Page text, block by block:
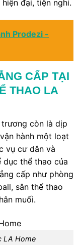
đại, tiện nghi.
Prodezi -
CẤP TẠI
THAO LA
trương còn là dịp
hành một loạt
vụ cư dân và
dục thể thao của
cấp như phòng
sân thể thao
muối.
LA Home